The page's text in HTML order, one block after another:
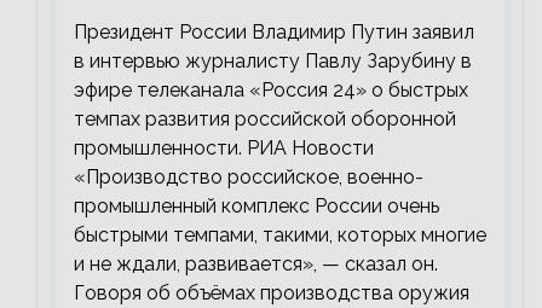
Президент России Владимир Путин заявил
в интервью журналисту Павлу Зарубину в
эфире телеканала «Россия 24» о быстрых
темпах развития российской оборонной
промышленности. РИА Новости
«Производство российское, военно-
промышленный комплекс России очень
быстрыми темпами, такими, которых многие
и не ждали, развивается», — сказал он.
Говоря об объёмах производства оружия